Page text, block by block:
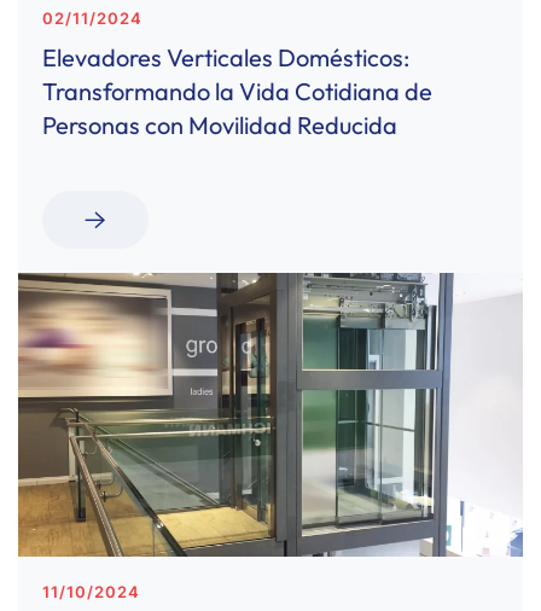
02/11/2024
Elevadores Verticales Domésticos:
Transformando la Vida Cotidiana de
Personas con Movilidad Reducida
11/10/2024